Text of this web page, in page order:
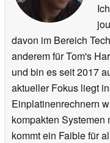
davon im Bereich
anderem für Tom's
und bin es seit 2017
aktueller Fokus liegt
Einplatinenrechnern
kompakten
kommt ein Faible für